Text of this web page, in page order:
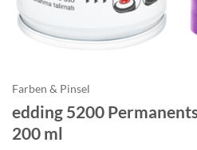
Farben & Pinsel
edding 5200
200 ml